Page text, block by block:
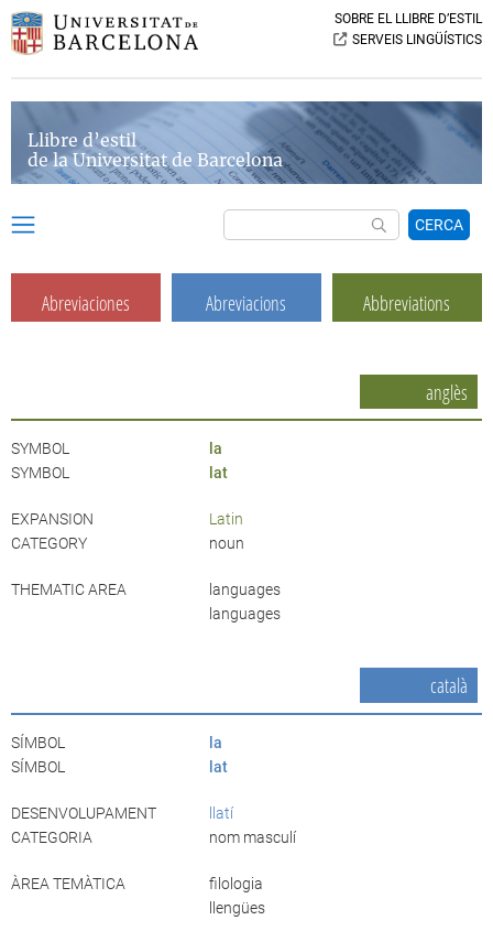
SOBRE EL LLIBRE D’ESTIL
SERVEIS LINGÜÍSTICS
Llibre d’estil
de la Universitat de Barcelona
CERCA
Abreviaciones Abreviacions Abbreviations
anglès
SYMBOL
la
SYMBOL
lat
EXPANSION
Latin
CATEGORY
noun
THEMATIC AREA
languages
languages
català
SÍMBOL
la
SÍMBOL
lat
DESENVOLUPAMENT
llatí
CATEGORIA
nom masculí
ÀREA TEMÀTICA
filologia
llengües